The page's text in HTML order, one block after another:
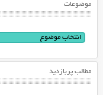
موضوعات
مطالب پربازدید